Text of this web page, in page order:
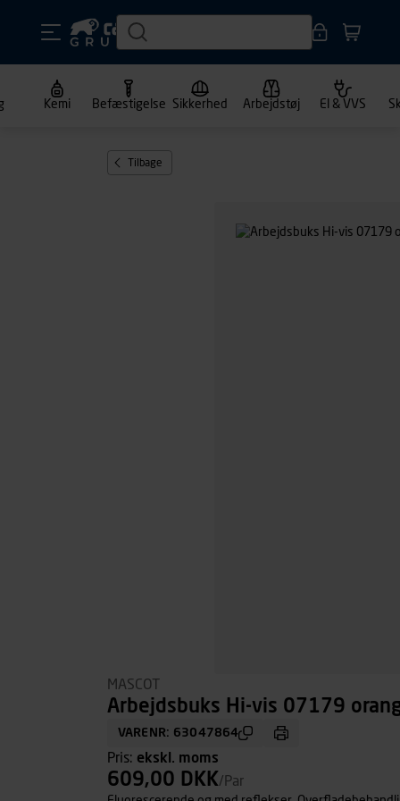
Kemi Befæstigelse Sikkerhed Arbejdstøj El & VVS
Tilbage
MASCOT
Arbejdsbuks Hi-vis 07179
VARENR: 63047864
Pris: ekskl. moms
609,00 DKK/Par